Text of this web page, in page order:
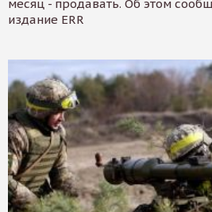
месяц - продавать. Об этом
издание ERR